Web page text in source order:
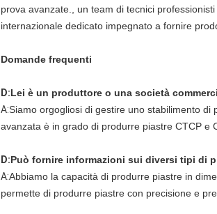
prova avanzate., un team di tecnici
internazionale dedicato impegnato a fornire
Domande frequenti
D:Lei è un produttore o una società
A:Siamo orgogliosi di gestire uno stabilimento
avanzata è in grado di produrre piastre CTCP e
D:Può fornire informazioni sui diversi tipi di
A:Abbiamo la capacità di produrre piastre in
permette di produrre piastre con precisione e